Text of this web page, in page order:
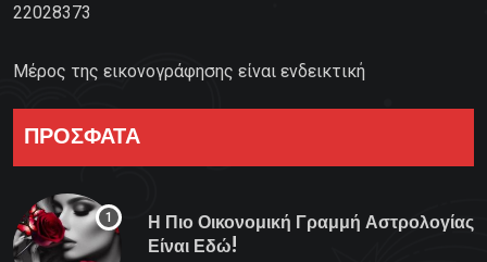
22028373
Μέρος της εικονογράφησης είναι ενδεικτική
ΠΡΟΣΦΑΤΑ
Η Πιο Οικονομική Γραμμή Αστρολογίας
Είναι Εδώ!